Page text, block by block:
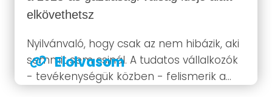
elkövethetsz
Nyilvánvaló, hogy csak az nem hibázik, aki
semmit sem csinál. A tudatos vállalkozók
- tevékenységük közben - felismerik a
saját tévedéseiket és minden esetben
Elolvasom